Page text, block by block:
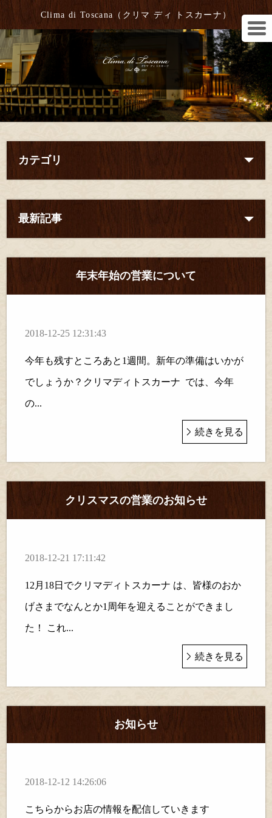
Clima di Toscana（クリマ ディ トスカーナ）
カテゴリ
最新記事
年末年始の営業について
2018-12-25 12:31:43
今年も残すところあと1週間。新年の準備はいかが
でしょうか？クリマディトスカーナ では、今年
の...
続きを見る
クリスマスの営業のお知らせ
2018-12-21 17:11:42
12月18日でクリマディトスカーナ は、皆様のおか
げさまでなんとか1周年を迎えることができまし
た！ これ...
続きを見る
お知らせ
2018-12-12 14:26:06
こちらからお店の情報を配信していきます